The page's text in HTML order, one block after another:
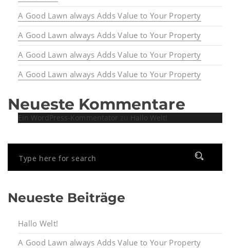
A Good Lawn always Adds Value to Your Property
A Good Lawn always Adds Value to Your Property
A Good Lawn always Adds Value to Your Property
A Good Lawn always Adds Value to Your Property
Neueste Kommentare
Ein WordPress-Kommentator Hallo Welt!
Neueste Beiträge
Hallo Welt!
A Good Lawn always Adds Value to Your Property